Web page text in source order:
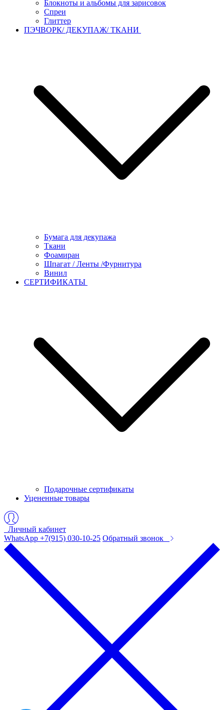
Блокноты и альбомы для зарисовок
Спреи
Глиттер
ПЭЧВОРК/ ДЕКУПАЖ/ ТКАНИ
Бумага для декупажа
Ткани
Фоамиран
Шпагат / Ленты /Фурнитура
Винил
СЕРТИФИКАТЫ
Подарочные сертификаты
Уцененные товары
Личный кабинет
WhatsApp +7(915) 030-10-25 Обратный звонок